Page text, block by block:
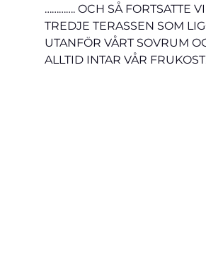
…………. OCH SÅ FORTSATTE
TREDJE TERASSEN SOM
UTANFÖR VÅRT SOVRUM
ALLTID INTAR VÅR